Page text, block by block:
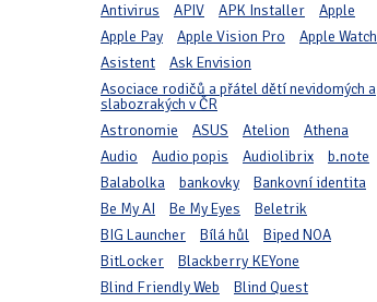
Antivirus
APIV APK Installer
Apple
Apple Pay
Apple Vision Pro
Apple Watch
Asistent
Ask Envision
Asociace rodičů a přátel dětí nevidomých a
slabozrakých v ČR
Astronomie
ASUS Atelion
Athena
Audio
Audio popis Audiolibrix
b.note
Balabolka
bankovky
Bankovní identita
Be My AI
Be My Eyes
Beletrik
BIG Launcher
Bílá hůl
Biped NOA
BitLocker
Blackberry KEYone
Blind Friendly Web
Blind Quest